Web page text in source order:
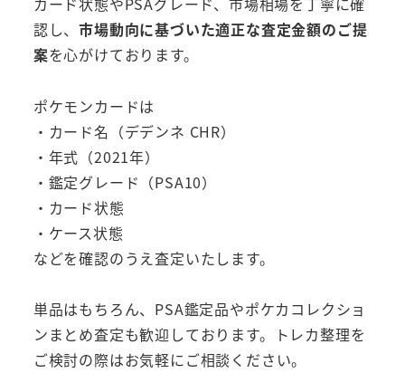
認し、市場動向に基づいた適正な査定金額のご提
案を心がけております。
ポケモンカードは
・カード名（デデンネ CHR）
・年式（2021年）
・鑑定グレード（PSA10）
・カード状態
・ケース状態
などを確認のうえ査定いたします。
単品はもちろん、PSA鑑定品やポケカコレクショ
ンまとめ査定も歓迎しております。トレカ整理を
ご検討の際はお気軽にご相談ください。